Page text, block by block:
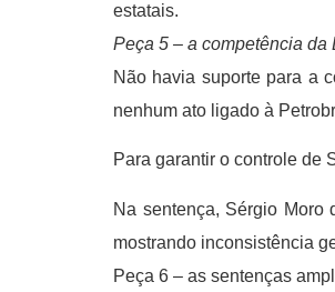
estatais.
Peça 5 – a competência da
Não havia suporte para a
nenhum ato ligado à
Para garantir o controle de
Na sentença, Sérgio Moro
mostrando inconsistência
Peça 6 – as sentenças